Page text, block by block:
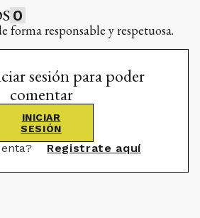
0
forma responsable y respetuosa.
sesión para poder
comentar
INICIAR
SESIÓN
Registrate aquí